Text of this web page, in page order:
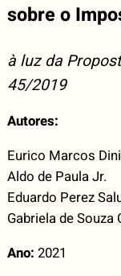
sobre o
à luz da
45/2019
Autores:
Eurico Marcos
Aldo de Paula Jr.
Eduardo Perez
Gabriela de Souza
Ano: 2021